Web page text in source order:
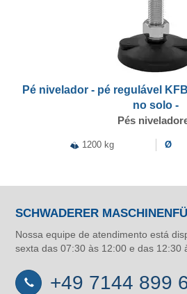
Pé nivelador - pé regulável
no solo -
Pés
1200 kg Ø
SCHWADERER
Nossa equipe de atendimento está
sexta das 07:30 às 12:00 e das 12:30
+49 7144 899